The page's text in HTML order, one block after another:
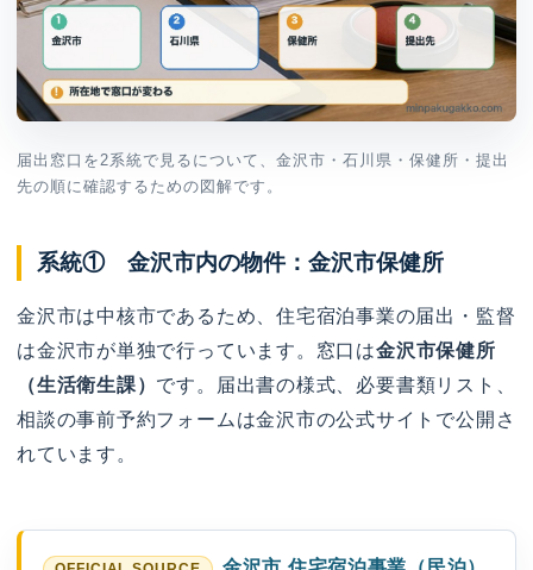
届出窓口を2系統で見るについて、金沢市・石川県・保健所・提出
先の順に確認するための図解です。
系統① 金沢市内の物件：金沢市保健所
金沢市は中核市であるため、住宅宿泊事業の届出・監督
は金沢市が単独で行っています。窓口は金沢市保健所
（生活衛生課） です。届出書の様式、必要書類リスト、
相談の事前予約フォームは金沢市の公式サイトで公開さ
れています。